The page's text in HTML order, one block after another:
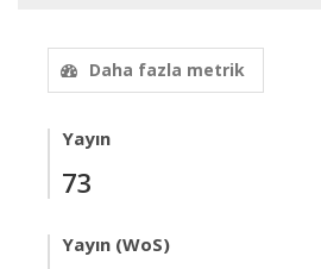
Daha fazla metrik
Yayın
73
Yayın (WoS)